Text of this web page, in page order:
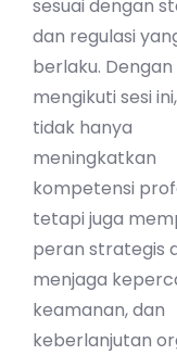
sesuai dengan
dan regulasi
berlaku. Dengan
mengikuti sesi
tidak hanya
meningkatkan
kompetensi
tetapi juga
peran strategis
menjaga
keamanan, dan
keberlanjutan